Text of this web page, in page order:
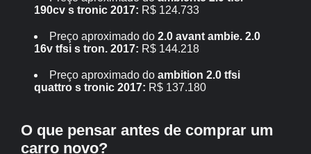
190cv s tronic 2017: R$ 124.733
Preço aproximado do2.0 avant ambie. 2.0
16v tfsi s tron. 2017: R$ 144.218
Preço aproximado doambition 2.0 tfsi
quattro s tronic 2017: R$ 137.180
O que pensar antes de comprar um
carro novo?